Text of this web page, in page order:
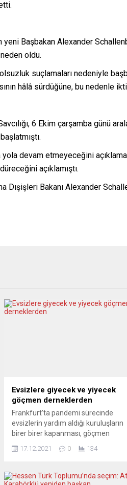
Başbakan Alexander
oldu.
suçlamaları nedeniyle
hâlâ sürdüğüne, bu nedenle
6 Ekim çarşamba günü
yola devam etmeyeceğini
açıklamıştı.
Dışişleri Bakanı Alexander
Evsizlere giyecek ve yiyecek
göçmen derneklerden
Frankfurt’ta pandemi sürecinde
evsizlerin yardım aldığı kuruluşların
birer birer kapanması, göçmen
Türkiye’den gençlerin kurduğu Libra
giyecek dağıtımı yaparken, Eritre
17.12.2021 0 134